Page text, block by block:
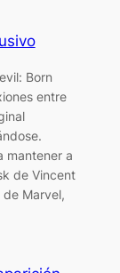
Born
entre
mantener a
de Vincent
de Marvel,